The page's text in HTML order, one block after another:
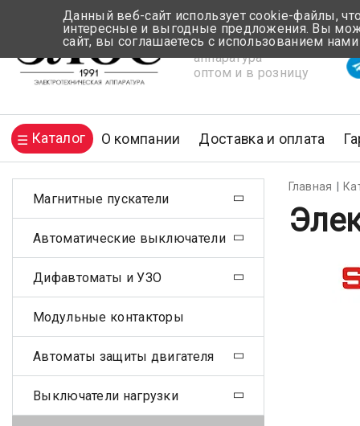
Электротехническая
аппаратура
оптом и в розницу
Каталог О компании Доставка и оплата
Главная
Магнитные пускатели
Автоматические выключатели
Дифавтоматы и УЗО
Модульные контакторы
Автоматы защиты двигателя
Выключатели нагрузки
Данный веб-сайт использует cookie-файлы,
интересные и выгодные предложения. Вы
сайт, вы соглашаетесь с использованием